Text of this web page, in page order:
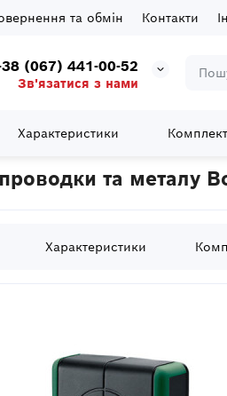
та обмін Контакти
(067) 441-00-52
Зв'язатися з нами
Характеристики
Детектор прихованої
та металу
Характеристики